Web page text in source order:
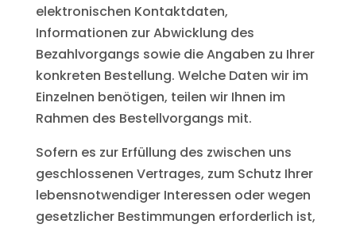
elektronischen Kontaktdaten,
Informationen zur Abwicklung des
Bezahlvorgangs sowie die Angaben zu Ihrer
konkreten Bestellung. Welche Daten wir im
Einzelnen benötigen, teilen wir Ihnen im
Rahmen des Bestellvorgangs mit.
Sofern es zur Erfüllung des zwischen uns
geschlossenen Vertrages, zum Schutz Ihrer
lebensnotwendiger Interessen oder wegen
gesetzlicher Bestimmungen erforderlich ist,